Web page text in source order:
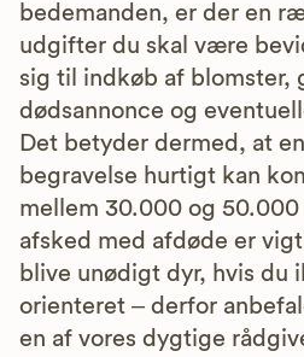
bedemanden, er der en
udgifter du skal være
sig til indkøb af blomster,
dødsannonce og
Det betyder dermed, at
begravelse hurtigt kan
mellem 30.000 og
afsked med afdøde er
blive unødigt dyr, hvis du
orienteret – derfor
en af vores dygtige